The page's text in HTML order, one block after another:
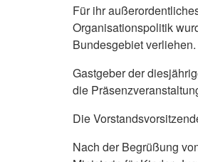
Für ihr
Organisationspolitik
Bundesgebiet verliehen.
Gastgeber der
die
Die
Nach der Begrüßung